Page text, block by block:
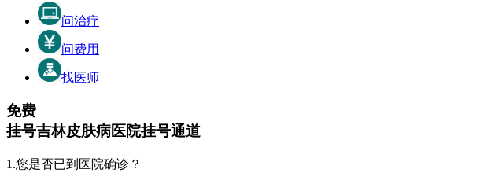
问治疗
问费用
找医师
免费
挂号吉林皮肤病医院挂号通道
1.您是否已到医院确诊？